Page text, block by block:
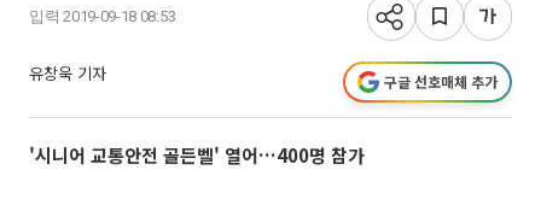
입력 2019-09-18 08:53
유창욱 기자 구글 선호매체 추가
'시니어 교통안전 골든벨' 열어…400명 참가